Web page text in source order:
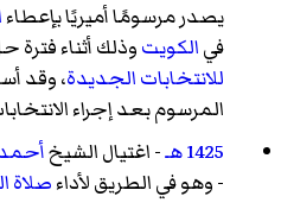
يصدر مرسومًا أميريًا بإعطاء
فيالكويتوذلك أثناء فترة
للانتخابات الجديدة، وقد
المرسوم بعد إجراء
1425 هـ
- اغتيال الشيخ
- وهو في الطريق لأداءصلاة